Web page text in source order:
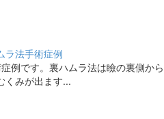
ラ法手術症例
例です。裏ハムラ法は瞼の裏側か
くみが出ます...